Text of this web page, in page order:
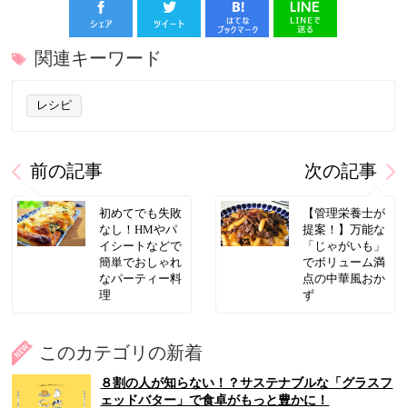
関連キーワード
レシピ
前の記事
初めてでも失敗
なし！HMやパ
イシートなどで
簡単でおしゃれ
なパーティー料
理
次の記事
【管理栄養士が
提案！】万能な
「じゃがいも」
でボリューム満
点の中華風おか
ず
このカテゴリの新着
８割の人が知らない！？サステナブルな「グラスフ
ェッドバター」で食卓がもっと豊かに！